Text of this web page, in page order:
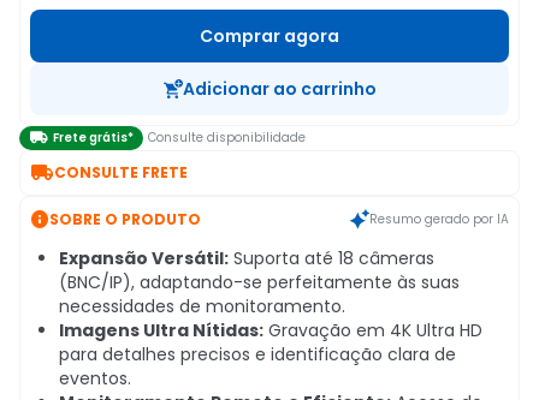
Comprar agora
Adicionar ao carrinho
 Frete grátis* Consulte disponibilidade
CONSULTE FRETE
SOBRE O PRODUTO Resumo gerado por IA
Expansão Versátil: Suporta até 18 câmeras
(BNC/IP), adaptando-se perfeitamente às suas
necessidades de monitoramento.
Imagens Ultra Nítidas: Gravação em 4K Ultra HD
para detalhes precisos e identificação clara de
eventos.